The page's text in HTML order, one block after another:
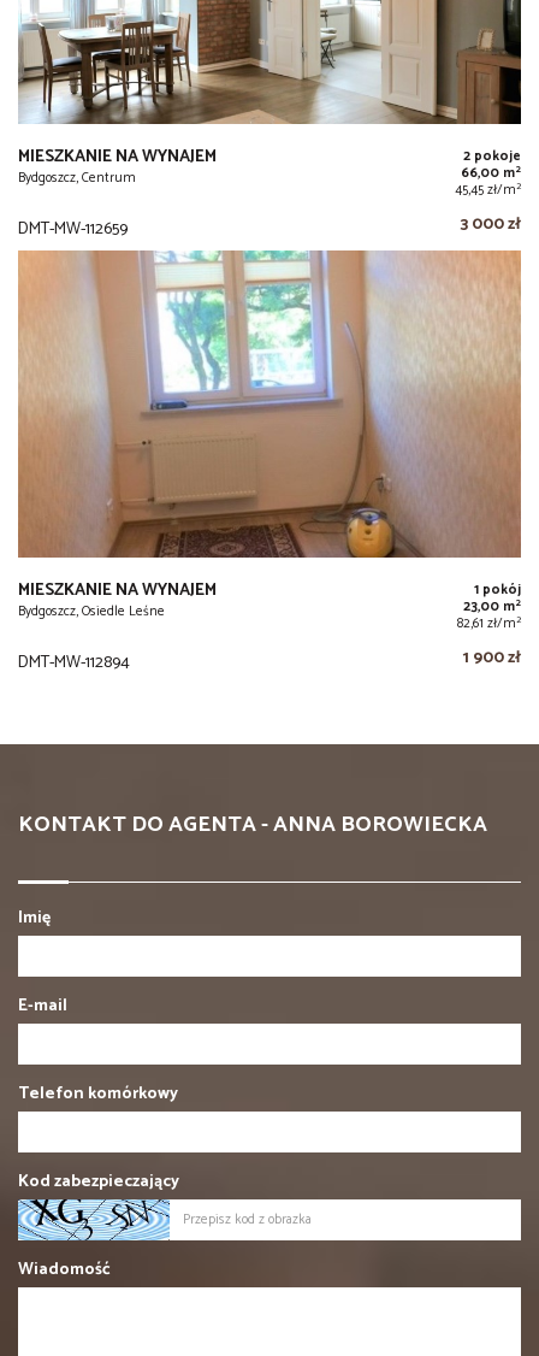
MIESZKANIE NA WYNAJEM
Bydgoszcz, Centrum
2 pokoje
66,00 m2
45,45 zł/m2
DMT-MW-112659 3 000 zł
MIESZKANIE NA WYNAJEM
Bydgoszcz, Osiedle Leśne
1 pokój
23,00 m2
82,61 zł/m2
DMT-MW-112894 1 900 zł
KONTAKT DO AGENTA - ANNA BOROWIECKA
Imię
E-mail
Telefon komórkowy
Kod zabezpieczający
Wiadomość